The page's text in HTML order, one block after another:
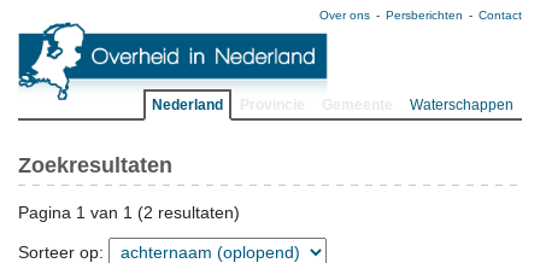
Over ons Persberichten Contact
Nederland Waterschappen
Zoekresultaten
Pagina 1 van 1 (2 resultaten)
Sorteer op: